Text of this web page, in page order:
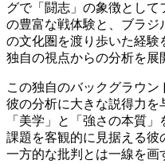
グで「闘志」の象徴とし
の豊富な戦体験と、ブラジ
の文化圏を渡り歩いた経
独自の視点からの分析を展
この独自のバックグラウ
彼の分析に大きな説得力
「美学」と「強さの本質
課題を客観的に見据える
一方的な批判とは一線を画